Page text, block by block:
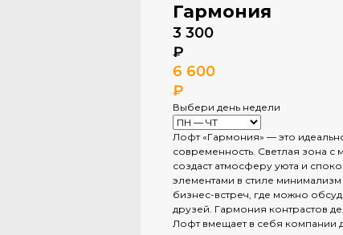
Гармония
3 300
₽
6 600
₽
Выбери день недели
Лофт «Гармония» — это
современность. Светлая зона с
создаст атмосферу уюта и
элементами в стиле
бизнес-встреч, где можно
друзей. Гармония контрастов
Лофт вмещает в себя компании